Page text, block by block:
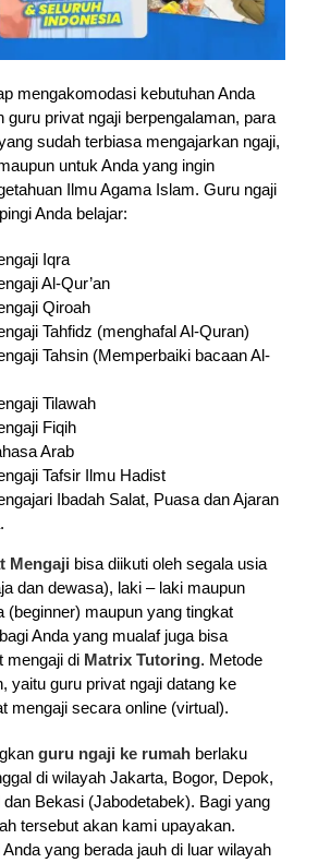
mengakomodasi kebutuhan Anda
guru privat ngaji berpengalaman, para
sudah terbiasa mengajarkan ngaji,
untuk Anda yang ingin
Ilmu Agama Islam. Guru ngaji
Anda belajar:
Iqra
Al-Qur’an
Qiroah
Tahfidz (menghafal Al-Quran)
Tahsin (Memperbaiki bacaan Al-
Tilawah
Fiqih
Arab
Tafsir Ilmu Hadist
Ibadah Salat, Puasa dan Ajaran
Mengaji bisa diikuti oleh segala usia
dan dewasa), laki – laki maupun
(beginner) maupun yang tingkat
Anda yang mualaf juga bisa
mengaji di Matrix Tutoring. Metode
yaitu guru privat ngaji datang ke
mengaji secara online (virtual).
guru ngaji ke rumahberlaku
di wilayah Jakarta, Bogor, Depok,
dan Bekasi (Jabodetabek). Bagi yang
tersebut akan kami upayakan.
yang berada jauh di luar wilayah